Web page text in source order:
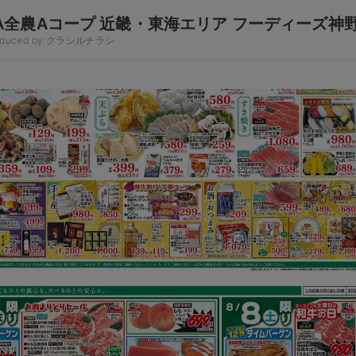
農Aコープ 近畿・東海エリア フーディーズ神
by クラシルチラシ